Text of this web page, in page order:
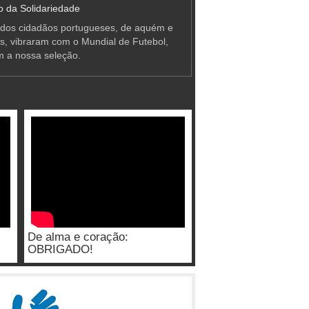
da Solidariedade
cidadãos portugueses, de aquém e
vibraram com o Mundial de Futebol,
a nossa seleção.
De alma e coração:
OBRIGADO!